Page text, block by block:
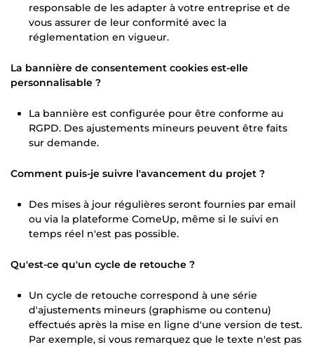
responsable de les adapter à votre entreprise et de
vous assurer de leur conformité avec la
réglementation en vigueur.
La bannière de consentement cookies est-elle
personnalisable ?
La bannière est configurée pour être conforme au
RGPD. Des ajustements mineurs peuvent être faits
sur demande.
Comment puis-je suivre l'avancement du projet ?
Des mises à jour régulières seront fournies par email
ou via la plateforme ComeUp, même si le suivi en
temps réel n'est pas possible.
Qu'est-ce qu'un cycle de retouche ?
Un cycle de retouche correspond à une série
d'ajustements mineurs (graphisme ou contenu)
effectués après la mise en ligne d'une version de test.
Par exemple, si vous remarquez que le texte n'est pas